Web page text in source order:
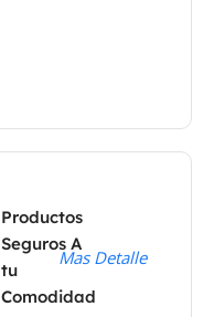
Productos
Seguros A
tu
Comodidad
Mas Detalle